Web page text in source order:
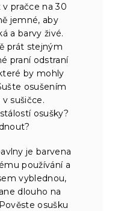
pračce na 30
jemné, aby
a barvy živé.
prát stejným
praní odstraní
by mohly
osušením
sušičce.
osušky?
je barvena
používání a
vyblednou,
dlouho na
Pověste osušku